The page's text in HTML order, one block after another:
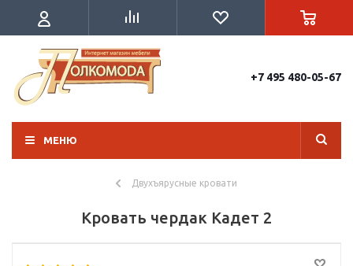
+7 495 480-05-67
МЕНЮ
Двухъярусные кровати
Кровать чердак Кадет 2